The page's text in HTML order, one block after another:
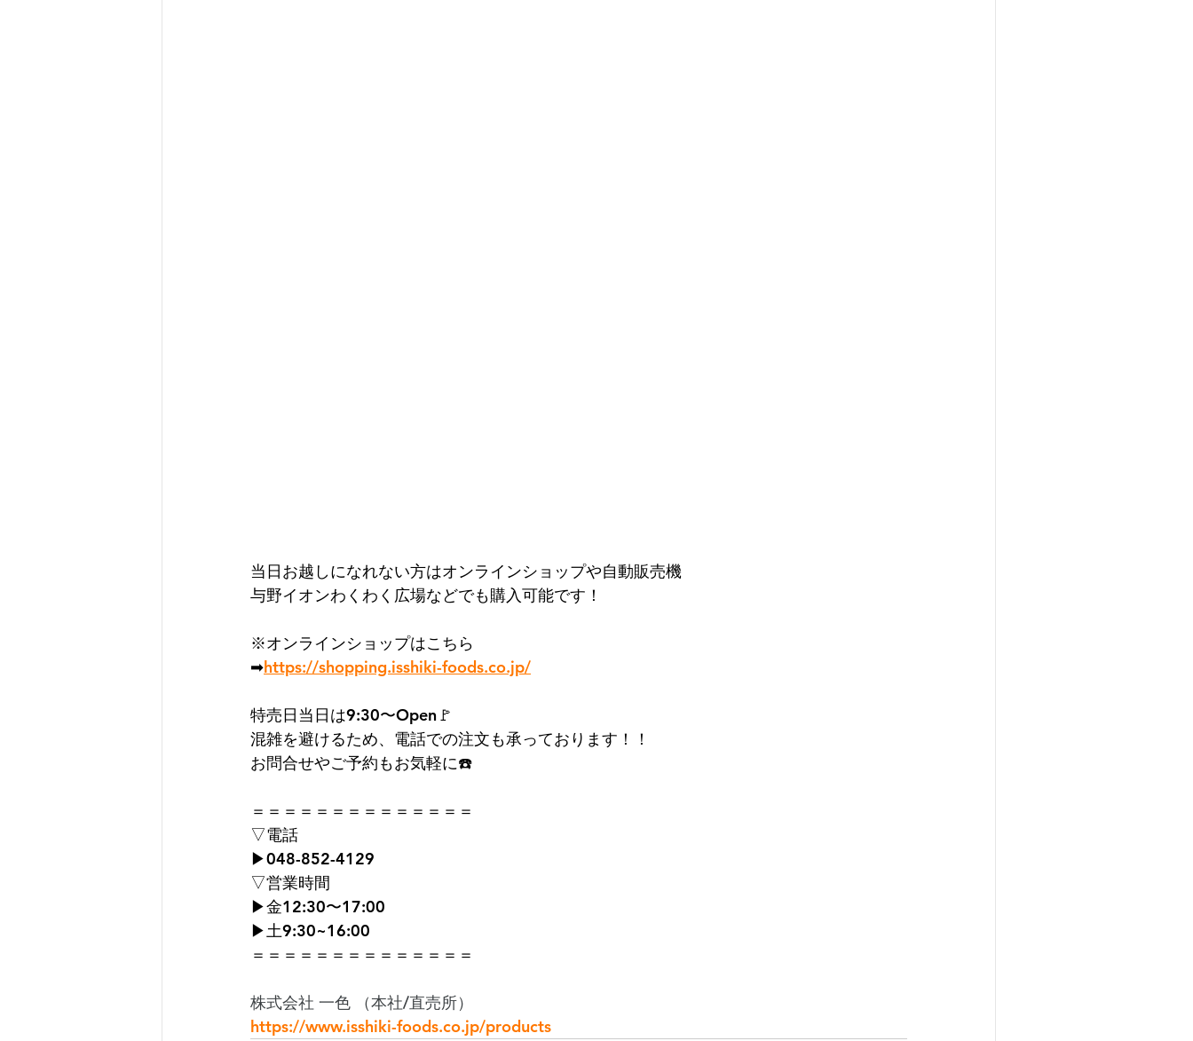
当日お越しになれない方はオンラインショップや自動販売機
与野イオンわくわく広場などでも購入可能です！
※オンラインショップはこちら
➡https://shopping.isshiki-foods.co.jp/
特売日当日は9:30〜Open🚩
混雑を避けるため、電話での注文も承っております！！
お問合せやご予約もお気軽に☎️
＝＝＝＝＝＝＝＝＝＝＝＝＝＝
▽電話
▶048-852-4129
▽営業時間
▶︎金12:30〜17:00
▶︎土9:30~16:00
＝＝＝＝＝＝＝＝＝＝＝＝＝＝
株式会社 一色 （本社/直売所）
https://www.isshiki-foods.co.jp/products